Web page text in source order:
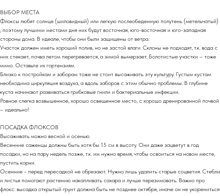
ВЫБОР МЕСТА
Флоксы любят солнце (шиловидный) или легкую послеобеденную полутень (метельчатый)
, поэтому лучшими местами дня них будут восточная, юго-восточная и юго-западная
стороны дома. В идеале, чтобы они были защищены от ветра.
Участок должен иметь хороший полив, но не застой влаги. Склоны не подходят, т.к. вода с
них стекает, почва летом перегревается, а зимой вымерзает. Болотистые участки – тоже
мимо. Оставьте их гортензиям.
Близко к постройкам и заборам тоже не стоит высаживать эту культуру. Густым кустам
необходима циркуляция воздуха, а вдоль заборов с этим обычно проблемы. В глубине
куста начинают развиваться грибковые гнили и бактериальные инфекции.
Ровное слегка возвышенное, хорошо освещенное место, с хорошо дренированной почвой
– идеально!
ПОСАДКА ФЛОКСОВ
Высаживать можно весной и осенью.
Весенние саженцы должны быть хотя бы 15 см в высоту. Они даже зацветут в год
посадки, но на пару недель позже, т.к. им нужно время, чтобы освоиться на новом месте,
пустить корни.
Осенние - перед пересадкой не обрезают. Нужно лишь удалить старые соцветия. Стебли
и листья помогают растению накапливать сахара и лучше перезимовать. Важно про
флокс: высадка открытый грунт должна быть не позднее октября, иначе он не укорениться